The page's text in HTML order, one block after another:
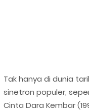
Tak hanya di dunia
sinetron populer,
Cinta Dara Kembar